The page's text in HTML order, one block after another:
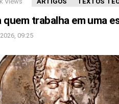
quem trabalha em uma
09:25